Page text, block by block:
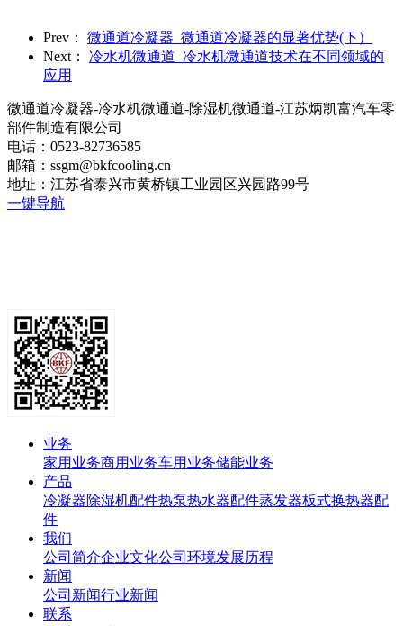
Prev：
微通道冷凝器_微通道冷凝器的显著优势(下）
Next：
冷水机微通道_冷水机微通道技术在不同领域的
应用
微通道冷凝器-冷水机微通道-除湿机微通道-江苏炳凯富汽车零
部件制造有限公司
电话：0523-82736585
邮箱：ssgm@bkfcooling.cn
地址：江苏省泰兴市黄桥镇工业园区兴园路99号
一键导航
业务
家用业务商用业务车用业务储能业务
产品
冷凝器除湿机配件热泵热水器配件蒸发器板式换热器配
件
我们
公司简介企业文化公司环境发展历程
新闻
公司新闻行业新闻
联系